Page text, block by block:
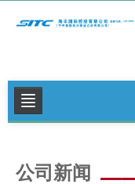
公司新闻
公司新闻